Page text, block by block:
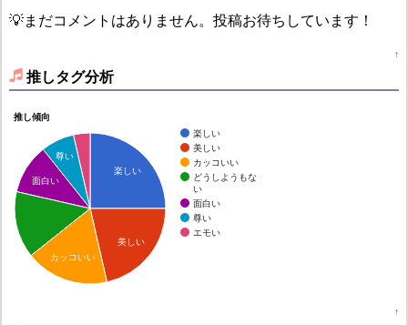
💡まだコメントはありません。投稿お待ちしています！
↑
推しタグ分析
推し傾向
楽しい
美しい
カッコいい
どうしようもな
い
面白い
尊い
エモい
楽しい
美しい
尊い
面白い
カッコいい
↑